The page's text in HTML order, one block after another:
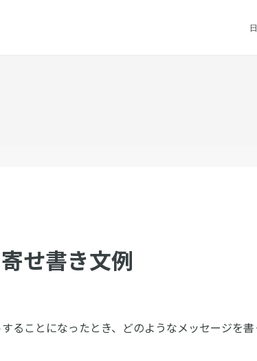
せ書き文例
ることになったとき、どのようなメッセージを書